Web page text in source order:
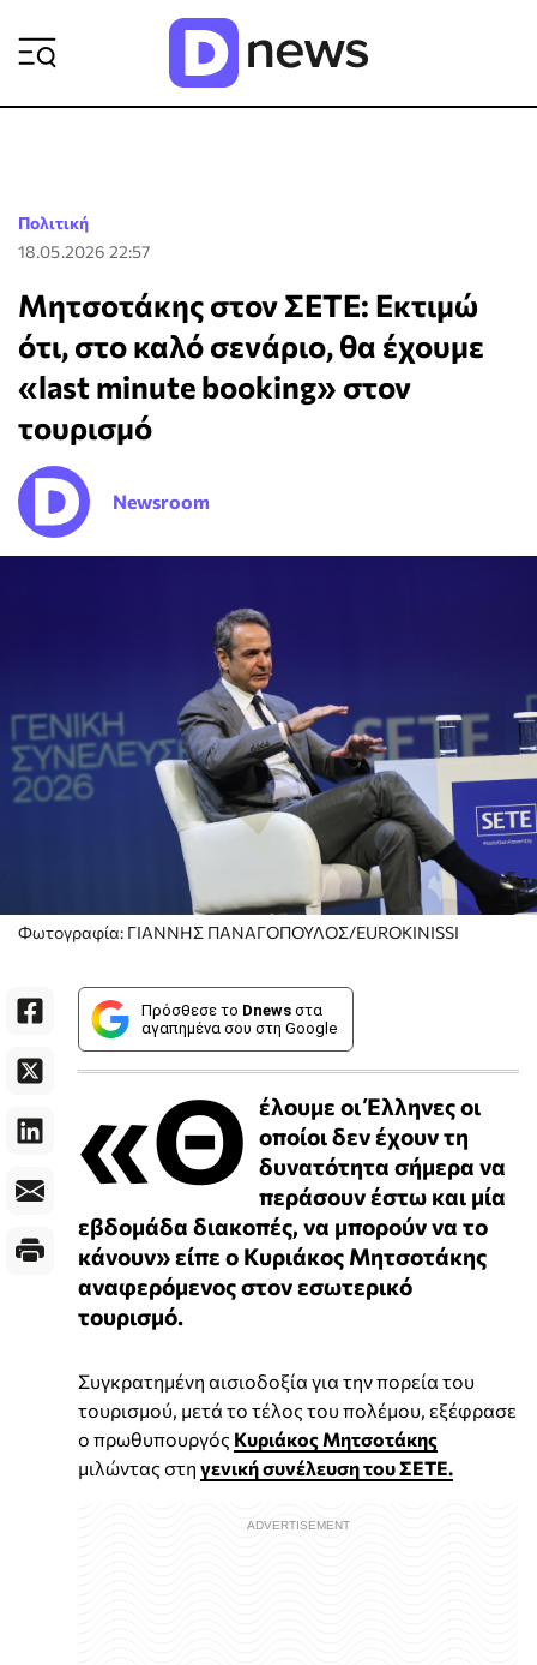
Πολιτική
18.05.2026 22:57
Μητσοτάκης στον ΣΕΤΕ: Εκτιμώ
ότι, στο καλό σενάριο, θα έχουμε
«last minute booking» στον
τουρισμό
Newsroom
Φωτογραφία: ΓΙΑΝΝΗΣ ΠΑΝΑΓΟΠΟΥΛΟΣ/EUROKINISSI
Πρόσθεσε το Dnews στα
αγαπημένα σου στη Google
«Θ έλουμε οι Έλληνες οι
οποίοι δεν έχουν τη
δυνατότητα σήμερα να
περάσουν έστω και μία
εβδομάδα διακοπές, να μπορούν να το
κάνουν» είπε ο Κυριάκος Μητσοτάκης
αναφερόμενος στον εσωτερικό
τουρισμό.
Συγκρατημένη αισιοδοξία για την πορεία του
τουρισμού, μετά το τέλος του πολέμου, εξέφρασε
ο πρωθυπουργός Κυριάκος Μητσοτάκης
μιλώντας στη γενική συνέλευση του ΣΕΤΕ.